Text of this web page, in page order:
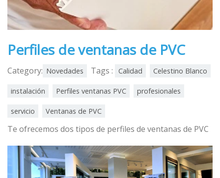
Perfiles de ventanas de PVC
Category: Novedades Tags : Calidad Celestino Blanco
instalación Perfiles ventanas PVC profesionales
servicio Ventanas de PVC
Te ofrecemos dos tipos de perfiles de ventanas de PVC